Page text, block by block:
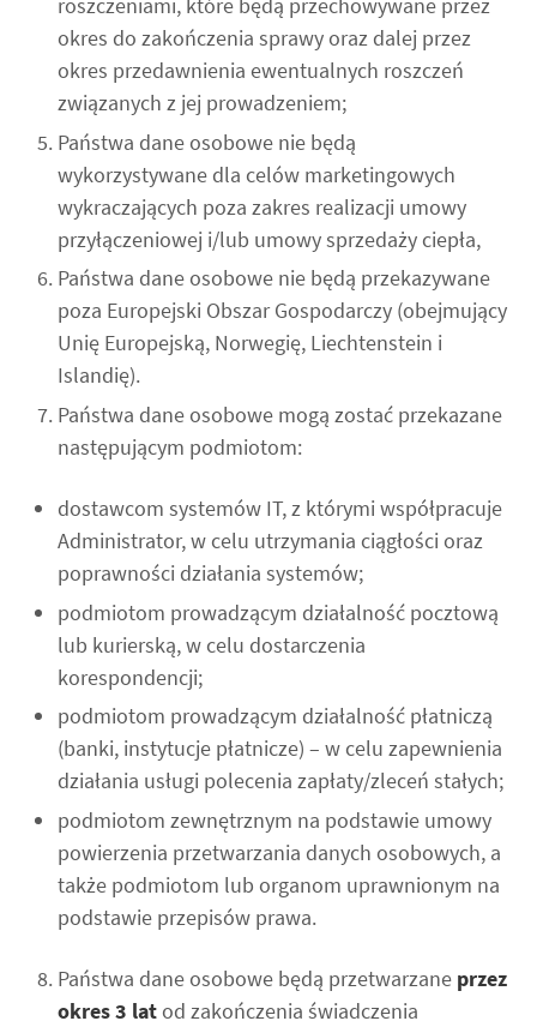
roszczeniami, które będą przechowywane przez
okres do zakończenia sprawy oraz dalej przez
okres przedawnienia ewentualnych roszczeń
związanych z jej prowadzeniem;
Państwa dane osobowe nie będą
wykorzystywane dla celów marketingowych
wykraczających poza zakres realizacji umowy
przyłączeniowej i/lub umowy sprzedaży ciepła,
Państwa dane osobowe nie będą przekazywane
poza Europejski Obszar Gospodarczy (obejmujący
Unię Europejską, Norwegię, Liechtenstein i
Islandię).
Państwa dane osobowe mogą zostać przekazane
następującym podmiotom:
dostawcom systemów IT, z którymi współpracuje
Administrator, w celu utrzymania ciągłości oraz
poprawności działania systemów;
podmiotom prowadzącym działalność pocztową
lub kurierską, w celu dostarczenia
korespondencji;
podmiotom prowadzącym działalność płatniczą
(banki, instytucje płatnicze) – w celu zapewnienia
działania usługi polecenia zapłaty/zleceń stałych;
podmiotom zewnętrznym na podstawie umowy
powierzenia przetwarzania danych osobowych, a
także podmiotom lub organom uprawnionym na
podstawie przepisów prawa.
Państwa dane osobowe będą przetwarzane przez
okres 3 latod zakończenia świadczenia